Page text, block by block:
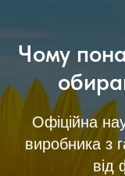
Чому
Офіційна
виробника з
від